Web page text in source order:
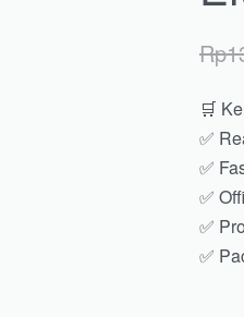
Rp
🛒
✅
✅
✅
✅
✅